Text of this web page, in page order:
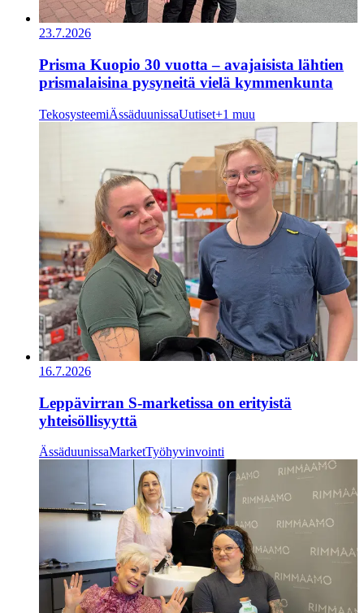
23.7.2026
Prisma Kuopio 30 vuotta – avajaisista lähtien
prismalaisina pysyneitä vielä kymmenkunta
TekosysteemiÄssäduunissaUutiset+1 muu
16.7.2026
Leppävirran S-marketissa on erityistä
yhteisöllisyyttä
ÄssäduunissaMarketTyöhyvinvointi